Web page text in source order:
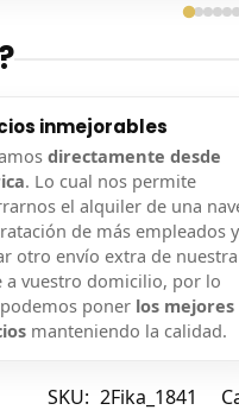
inmejorables
directamente desde
. Lo cual nos permite
el alquiler de una
de más empleados y
otro envío extra de nuestra
a vuestro domicilio, por lo
poner los mejores
manteniendo la calidad.
SKU: 2Fika_1841